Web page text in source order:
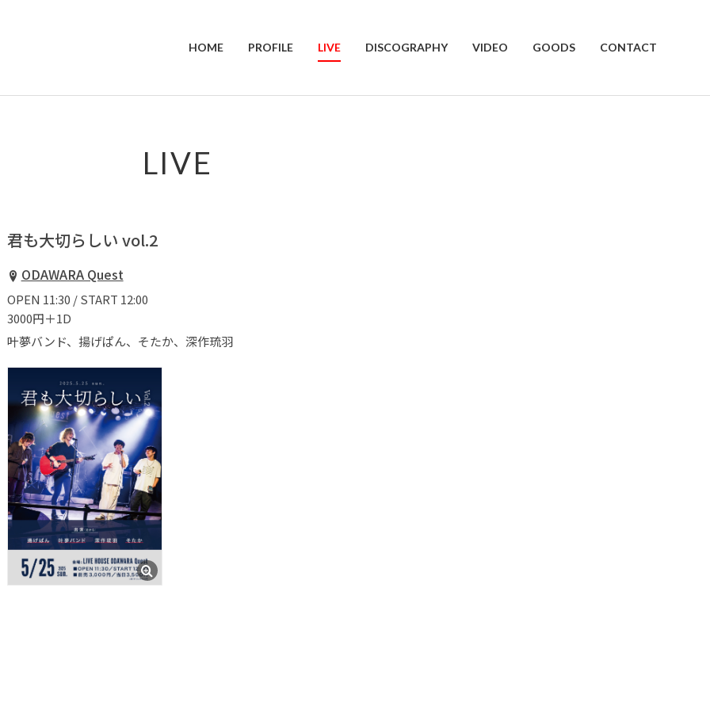
HOME PROFILE LIVE DISCOGRAPHY VIDEO GOODS CONTACT
LIVE
君も大切らしい vol.2
ODAWARA Quest
OPEN 11:30 / START 12:00
3000円＋1D
叶夢バンド、揚げぱん、そたか、深作琉羽